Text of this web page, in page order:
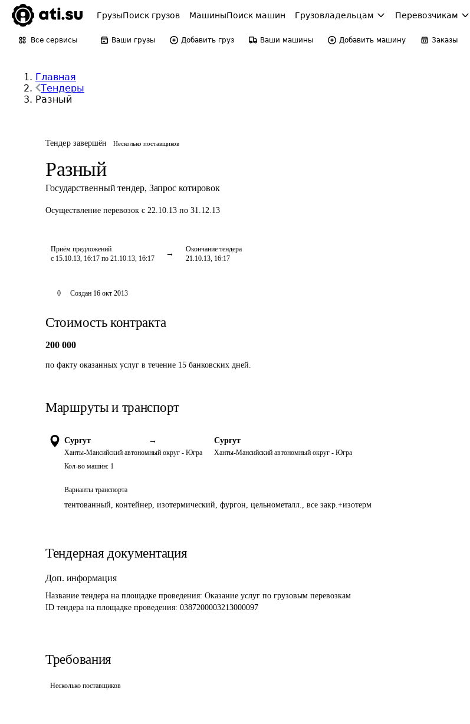
ГрузыПоиск грузов МашиныПоиск машин Грузовладельцам Перевозчикам
Все сервисы Ваши грузы Добавить груз Ваши машины Добавить машину Заказы
Главная
Тендеры
Разный
Тендер завершён Несколько поставщиков
Разный
Государственный тендер, Запрос котировок
Осуществление перевозок с 22.10.13 по 31.12.13
Приём предложений
с 15.10.13, 16:17 по 21.10.13, 16:17
Окончание тендера
21.10.13, 16:17
0 Создан 16 окт 2013
Стоимость контракта
200 000
по факту оказанных услуг в течение 15 банковских дней.
Маршруты и транспорт
Сургут →
Ханты-Мансийский автономный округ - Югра
Сургут
Ханты-Мансийский автономный округ - Югра
Кол-во машин: 1
Варианты транспорта
тентованный, контейнер, изотермический, фургон, цельнометалл., все закр.+изотерм
Тендерная документация
Доп. информация
Название тендера на площадке проведения: Оказание услуг по грузовым перевозкам
ID тендера на площадке проведения: 0387200003213000097
Требования
Несколько поставщиков